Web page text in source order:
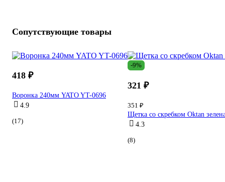
Сопутствующие товары
418 ₽
Воронка 240мм YATO YT-0696
4.9
(17)
-9%
321 ₽
351 ₽
Щетка со скребком Oktan
4.3
(8)